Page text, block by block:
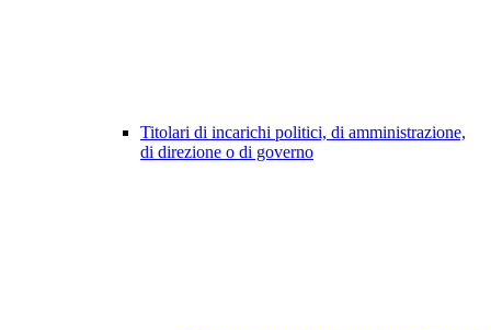
Titolari di incarichi politici, di amministrazione,
di direzione o di governo